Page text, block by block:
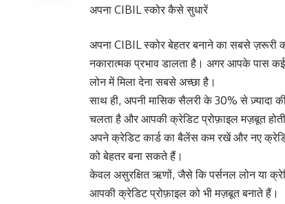
अपना CIBIL स्कोर कैसे सुधारें
अपना CIBIL स्कोर बेहतर बनाने का सबसे ज़रूरी
नकारात्मक प्रभाव डालता है। अगर आपके पास कई
लोन में मिला देना सबसे अच्छा है।
साथ ही, अपनी मासिक सैलरी के 30% से ज़्यादा
चलता है और आपकी क्रेडिट प्रोफ़ाइल मज़बूत
अपने क्रेडिट कार्ड का बैलेंस कम रखें और नए
को बेहतर बना सकते हैं।
केवल असुरक्षित ऋणों, जैसे कि पर्सनल लोन या
आपकी क्रेडिट प्रोफ़ाइल को भी मज़बूत बनाते हैं।